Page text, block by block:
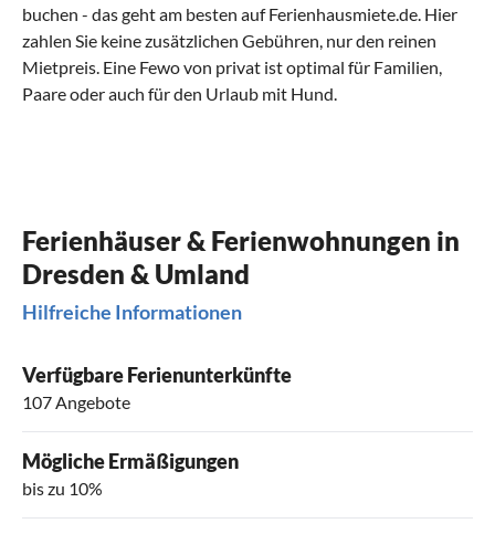
buchen - das geht am besten auf Ferienhausmiete.de. Hier
zahlen Sie keine zusätzlichen Gebühren, nur den reinen
Mietpreis. Eine Fewo von privat ist optimal für Familien,
Paare oder auch für den Urlaub mit Hund.
Ferienhäuser & Ferienwohnungen in
Dresden & Umland
Hilfreiche Informationen
Verfügbare Ferienunterkünfte
107 Angebote
Mögliche Ermäßigungen
bis zu 10%